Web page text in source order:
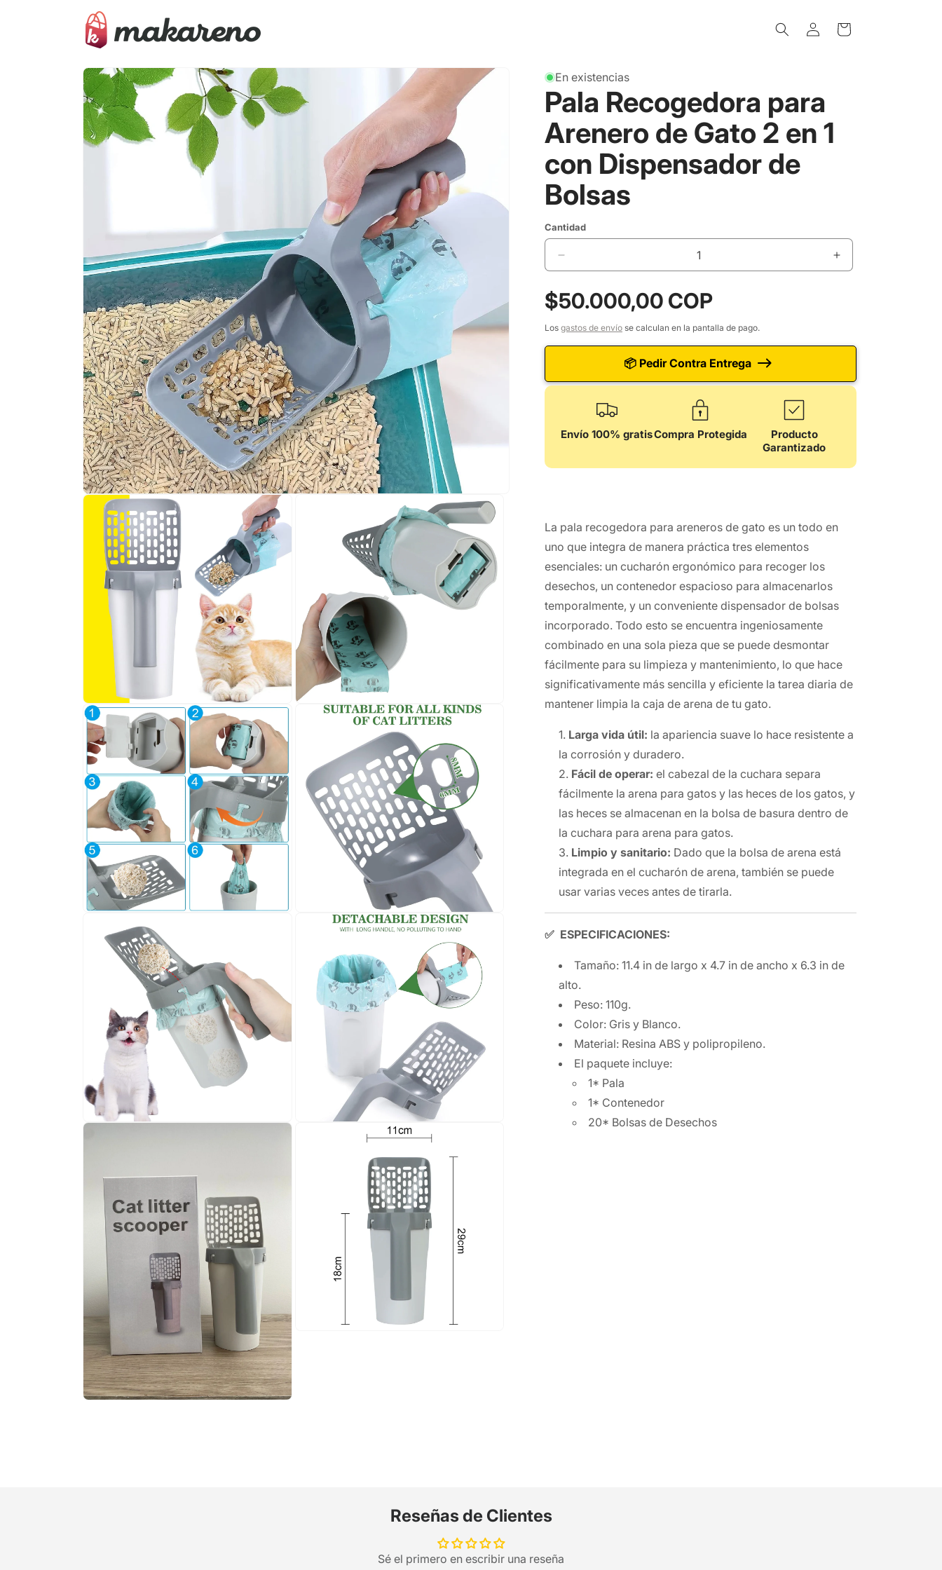
Iniciar
sesión
Carrito
directamente
a la
información
del producto
En existencias
Pala Recogedora para
Arenero de Gato 2 en 1
con Dispensador de
Bolsas
Cantidad
cantidad
para
Pala
para
Arenero
Gato
con
de
Aumentar
cantidad
Arenero
Gato
de
Precio
habitual
$50.000,00 COP
Los gastos de envío se calculan en la pantalla de pago.
📦 Pedir Contra Entrega
Envío 100% gratisCompra Protegida
Producto
Garantizado
La pala recogedora para areneros de gato es un todo en
uno que integra de manera práctica tres elementos
esenciales: un cucharón ergonómico para recoger los
desechos, un contenedor espacioso para almacenarlos
temporalmente, y un conveniente dispensador de bolsas
incorporado. Todo esto se encuentra ingeniosamente
combinado en una sola pieza que se puede desmontar
fácilmente para su limpieza y mantenimiento, lo que hace
significativamente más sencilla y eficiente la tarea diaria de
mantener limpia la caja de arena de tu gato.
Larga vida útil: la apariencia suave lo hace resistente a
la corrosión y duradero.
Fácil de operar: el cabezal de la cuchara separa
fácilmente la arena para gatos y las heces de los gatos, y
las heces se almacenan en la bolsa de basura dentro de
la cuchara para arena para gatos.
Limpio y sanitario: Dado que la bolsa de arena está
integrada en el cucharón de arena, también se puede
usar varias veces antes de tirarla.
✅ ESPECIFICACIONES:
Tamaño: 11.4 in de largo x 4.7 in de ancho x 6.3 in de
alto.
Peso: 110g.
Color: Gris y Blanco.
Material: Resina ABS y polipropileno.
El paquete incluye:
1* Pala
1* Contenedor
20* Bolsas de Desechos
Reseñas de Clientes
Sé el primero en escribir una reseña